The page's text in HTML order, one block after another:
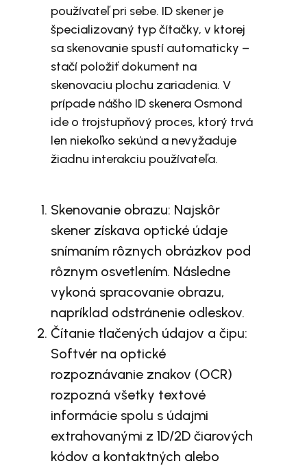
používateľ pri sebe. ID skener je
špecializovaný typ čítačky, v ktorej
sa skenovanie spustí automaticky –
stačí položiť dokument na
skenovaciu plochu zariadenia. V
prípade nášho ID skenera Osmond
ide o trojstupňový proces, ktorý trvá
len niekoľko sekúnd a nevyžaduje
žiadnu interakciu používateľa.
Skenovanie obrazu: Najskôr
skener získava optické údaje
snímaním rôznych obrázkov pod
rôznym osvetlením. Následne
vykoná spracovanie obrazu,
napríklad odstránenie odleskov.
Čítanie tlačených údajov a čipu:
Softvér na optické
rozpoznávanie znakov (OCR)
rozpozná všetky textové
informácie spolu s údajmi
extrahovanými z 1D/2D čiarových
kódov a kontaktných alebo